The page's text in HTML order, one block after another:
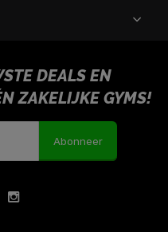
DEALS EN
ZAKELIJKE GYMS!
Abonneer